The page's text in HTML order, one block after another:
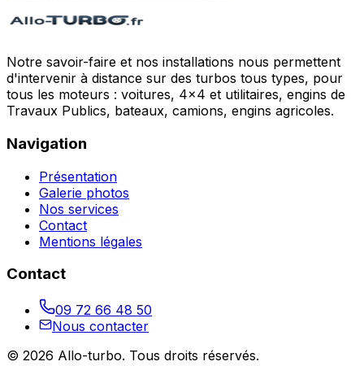
Notre savoir-faire et nos installations nous permettent
d'intervenir à distance sur des turbos tous types, pour
tous les moteurs : voitures, 4x4 et utilitaires, engins de
Travaux Publics, bateaux, camions, engins agricoles.
Navigation
Présentation
Galerie photos
Nos services
Contact
Mentions légales
Contact
09 72 66 48 50
Nous contacter
© 2026 Allo-turbo. Tous droits réservés.